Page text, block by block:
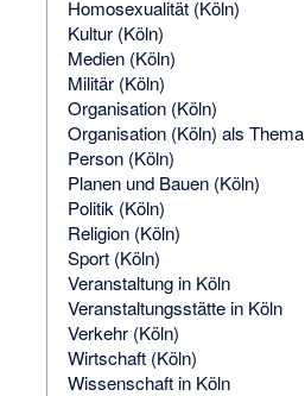
Homosexualität (Köln)
Kultur (Köln)
Medien (Köln)
Militär (Köln)
Organisation (Köln)
Organisation (Köln) als Thema
Person (Köln)
Planen und Bauen (Köln)
Politik (Köln)
Religion (Köln)
Sport (Köln)
Veranstaltung in Köln
Veranstaltungsstätte in Köln
Verkehr (Köln)
Wirtschaft (Köln)
Wissenschaft in Köln